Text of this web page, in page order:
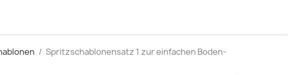
Spritzschablonensatz 1 zur einfachen Boden-